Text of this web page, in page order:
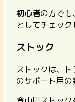
初心者の方でも
としてチェック
ストック
ストックは、
のサポート用の